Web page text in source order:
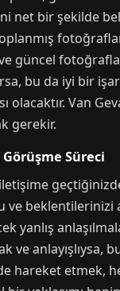
net bir şekilde
güncel
bu da iyi bir
olacaktır. Van
gerekir.
Süreci
ve beklentilerinizi
yanlış
ve anlayışlıysa,
hareket etmek,